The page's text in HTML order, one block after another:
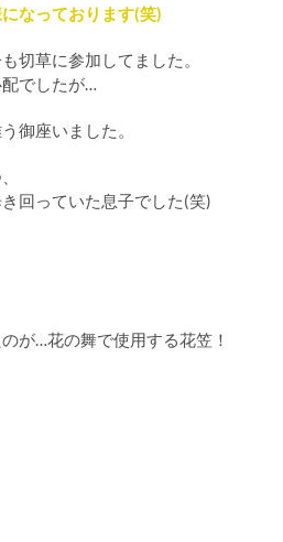
なっております(笑)
切草に参加してました。
でしたが…
御座いました。
回っていた息子でした(笑)
が…花の舞で使用する花笠！